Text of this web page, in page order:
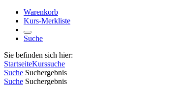
Warenkorb
Kurs-Merkliste
Suche
Sie befinden sich hier:
StartseiteKurssuche
Suche Suchergebnis
Suche Suchergebnis